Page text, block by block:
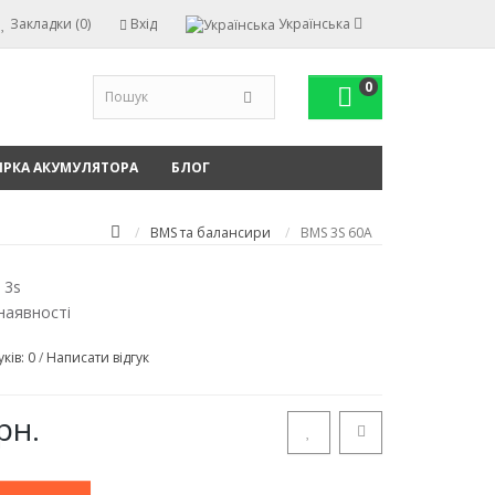
Українська
Вхід
Закладки (0)
0
АКУМУЛЯТОРА БЛОГ
BMS та балансири BMS 3S 60A
3s
0/ Написати відгук